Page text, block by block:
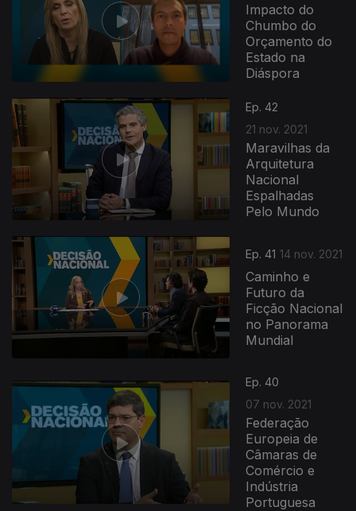
Impacto do
Chumbo do
Orçamento do
Estado na
Diáspora
Ep. 42
21 nov. 2021
Maravilhas da
Arquitetura
Nacional
Espalhadas
Pelo Mundo
Ep. 41 14 nov. 2021
Caminho e
Futuro da
Ficção Nacional
no Panorama
Mundial
Ep. 40
07 nov. 2021
Federação
Europeia de
Câmaras de
Comércio e
Indústria
Portuguesa